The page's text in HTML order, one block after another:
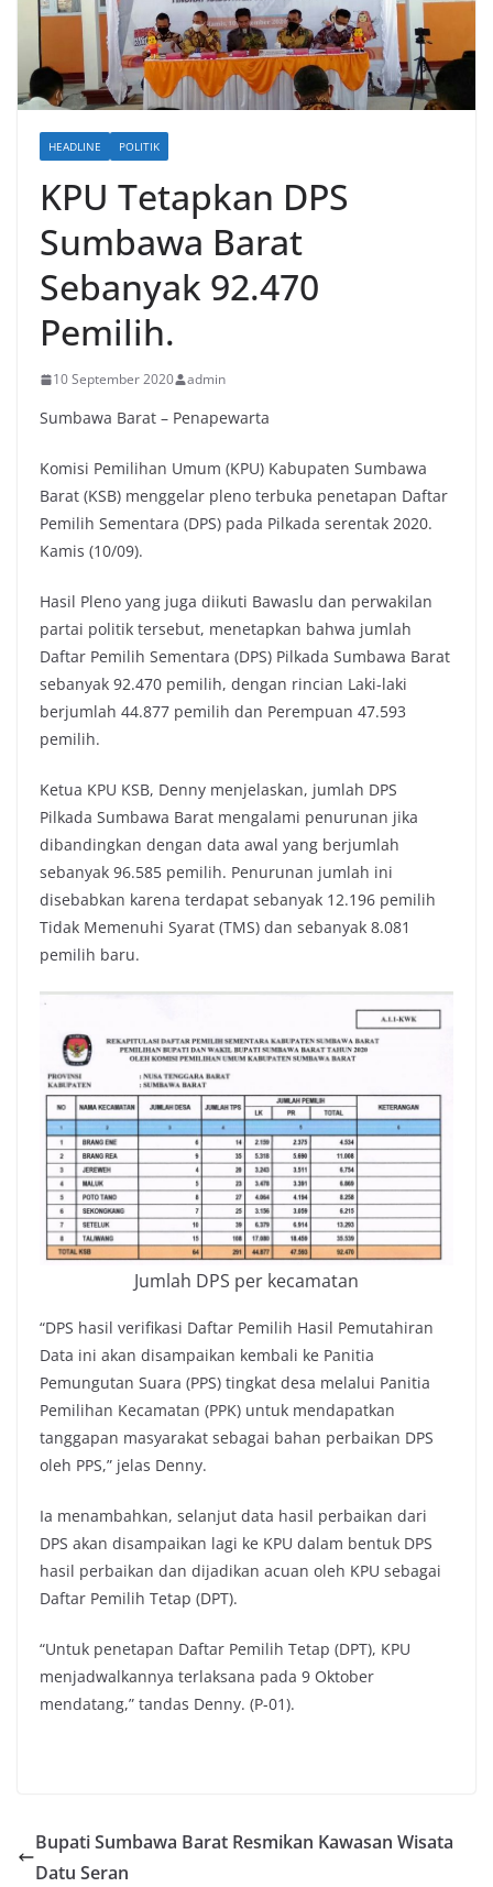
HEADLINE POLITIK
KPU Tetapkan DPS
Sumbawa Barat
Sebanyak 92.470
Pemilih.
10 September 2020 admin
Sumbawa Barat – Penapewarta
Komisi Pemilihan Umum (KPU) Kabupaten Sumbawa
Barat (KSB) menggelar pleno terbuka penetapan Daftar
Pemilih Sementara (DPS) pada Pilkada serentak 2020.
Kamis (10/09).
Hasil Pleno yang juga diikuti Bawaslu dan perwakilan
partai politik tersebut, menetapkan bahwa jumlah
Daftar Pemilih Sementara (DPS) Pilkada Sumbawa Barat
sebanyak 92.470 pemilih, dengan rincian Laki-laki
berjumlah 44.877 pemilih dan Perempuan 47.593
pemilih.
Ketua KPU KSB, Denny menjelaskan, jumlah DPS
Pilkada Sumbawa Barat mengalami penurunan jika
dibandingkan dengan data awal yang berjumlah
sebanyak 96.585 pemilih. Penurunan jumlah ini
disebabkan karena terdapat sebanyak 12.196 pemilih
Tidak Memenuhi Syarat (TMS) dan sebanyak 8.081
pemilih baru.
Jumlah DPS per kecamatan
“DPS hasil verifikasi Daftar Pemilih Hasil Pemutahiran
Data ini akan disampaikan kembali ke Panitia
Pemungutan Suara (PPS) tingkat desa melalui Panitia
Pemilihan Kecamatan (PPK) untuk mendapatkan
tanggapan masyarakat sebagai bahan perbaikan DPS
oleh PPS,” jelas Denny.
Ia menambahkan, selanjut data hasil perbaikan dari
DPS akan disampaikan lagi ke KPU dalam bentuk DPS
hasil perbaikan dan dijadikan acuan oleh KPU sebagai
Daftar Pemilih Tetap (DPT).
“Untuk penetapan Daftar Pemilih Tetap (DPT), KPU
menjadwalkannya terlaksana pada 9 Oktober
mendatang,” tandas Denny. (P-01).
Bupati Sumbawa Barat Resmikan Kawasan Wisata
Datu Seran